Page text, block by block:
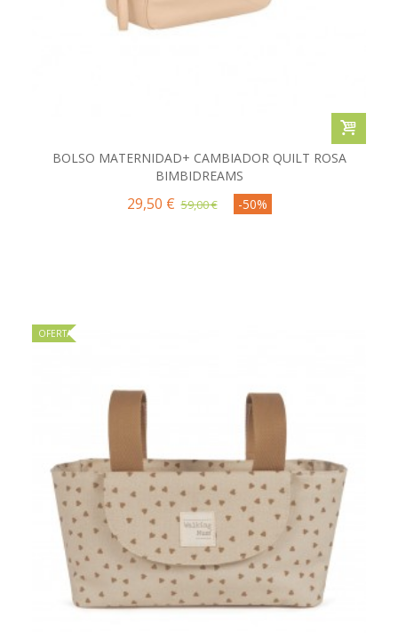
BOLSO MATERNIDAD+ CAMBIADOR QUILT ROSA
BIMBIDREAMS
29,50 € 59,00 € -50%
OFERTA